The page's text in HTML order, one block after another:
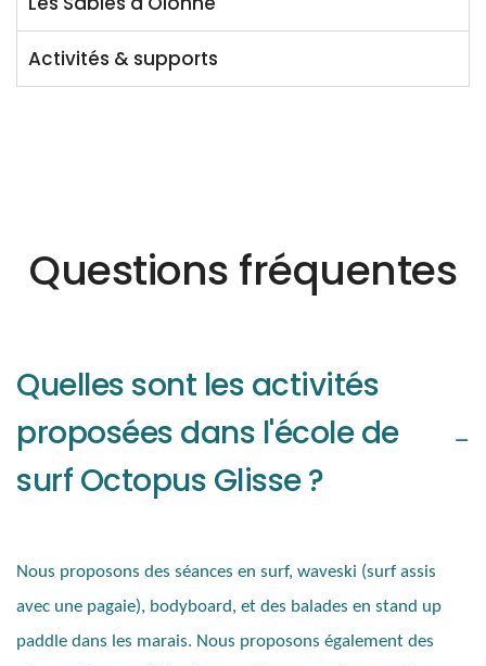
Activités & supports
Questions fréquentes
Quelles sont les activités
proposées dans l'école de
surf Octopus Glisse ?
Nous proposons des séances en surf, waveski (surf assis
avec une pagaie), bodyboard, et des balades en stand up
paddle dans les marais. Nous proposons également des